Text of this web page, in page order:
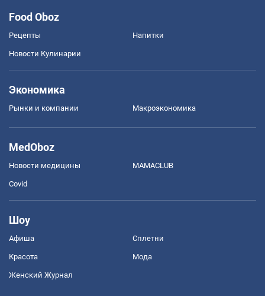
Food Oboz
Рецепты Напитки
Новости Кулинарии
Экономика
Рынки и компании Mакроэкономика
MedOboz
Новости медицины MAMACLUB
Covid
Шоу
Афиша Сплетни
Красота Мода
Женский Журнал